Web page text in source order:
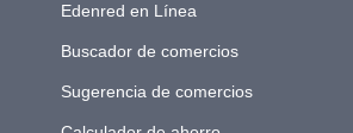
Edenred en Línea
Buscador de comercios
Sugerencia de comercios